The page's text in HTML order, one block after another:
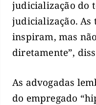
judicialização do
judicialização. As
inspiram, mas
diretamente”,
As advogadas
do empregado